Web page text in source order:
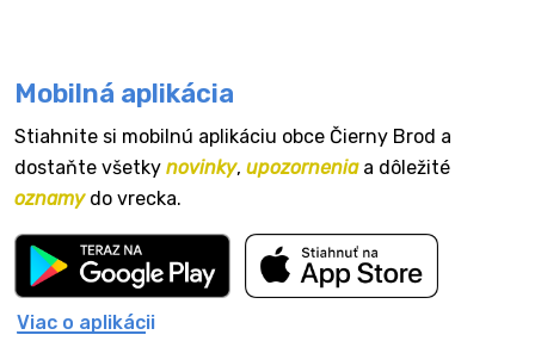
Mobilná aplikácia
Stiahnite si mobilnú aplikáciu obce Čierny Brod a
dostaňte všetky novinky, upozorneniaa dôležité
oznamydo vrecka.
Viac o aplikácii